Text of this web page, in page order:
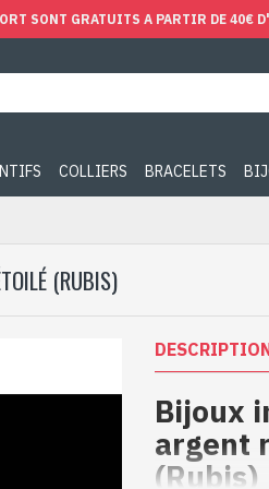
SONT GRATUITS A PARTIR DE 40€
COLLIERS BRACELETS
(RUBIS)
Bijoux
argent
(Rubis)